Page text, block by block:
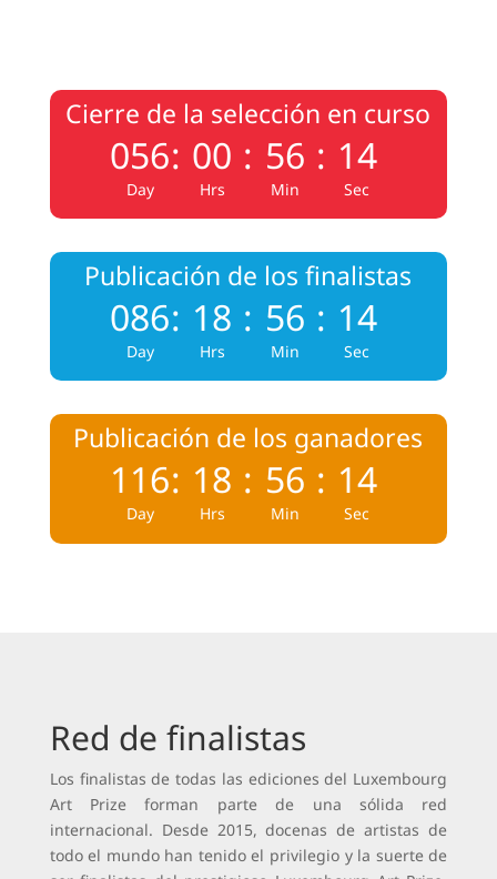
Cierre de la selección en curso
056
Day
: 00
Hrs
: 56
Min
: 13
Sec
Publicación de los finalistas
086
Day
: 18
Hrs
: 56
Min
: 13
Sec
Publicación de los ganadores
116
Day
: 18
Hrs
: 56
Min
: 13
Sec
Red de finalistas
Los finalistas de todas las ediciones del Luxembourg
Art Prize forman parte de una sólida red
internacional. Desde 2015, docenas de artistas de
todo el mundo han tenido el privilegio y la suerte de